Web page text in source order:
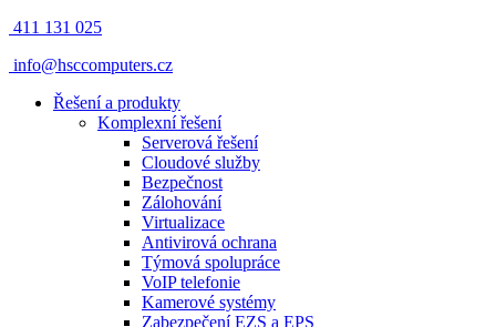
411 131 025
info@hsccomputers.cz
Řešení a produkty
Komplexní řešení
Serverová řešení
Cloudové služby
Bezpečnost
Zálohování
Virtualizace
Antivirová ochrana
Týmová spolupráce
VoIP telefonie
Kamerové systémy
Zabezpečení EZS a EPS